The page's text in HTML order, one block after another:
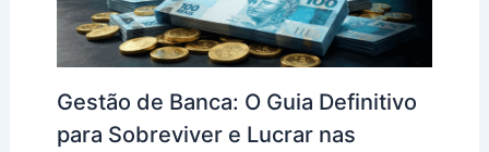
Gestão de Banca: O Guia Definitivo
para Sobreviver e Lucrar nas